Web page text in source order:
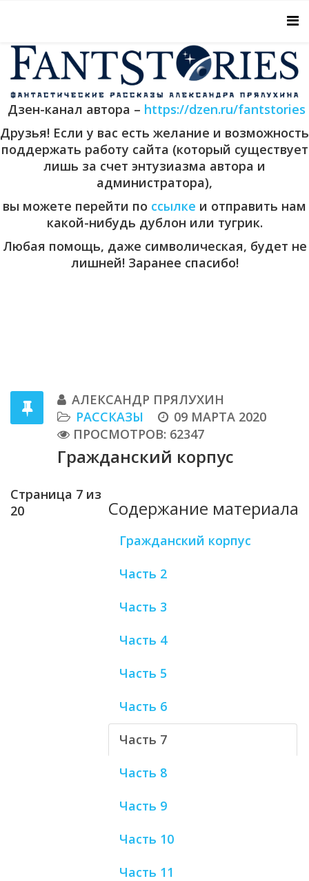
Дзен-канал автора – https://dzen.ru/fantstories
Друзья! Если у вас есть желание и возможность
поддержать работу сайта (который существует
лишь за счет энтузиазма автора и
администратора),
вы можете перейти по ссылке и отправить нам
какой-нибудь дублон или тугрик.
Любая помощь, даже символическая, будет не
лишней! Заранее спасибо!
АЛЕКСАНДР ПРЯЛУХИН
РАССКАЗЫ
09 МАРТА 2020
ПРОСМОТРОВ: 62347
Гражданский корпус
Содержание материала
Гражданский корпус
Часть 2
Часть 3
Часть 4
Часть 5
Часть 6
Часть 7
Часть 8
Часть 9
Часть 10
Часть 11
Страница 7 из
20